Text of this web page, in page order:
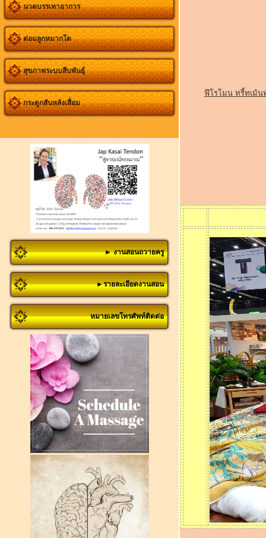
นวดบรรเทาอาการ
ต่อมลูกหมากโต
สุขภาพระบบสืบพันธุ์
กระดูกสันหลังเสื่อม
► งานสอนถวายครู
►รายละเอียดงานสอน
หมายเลขโทรศัพท์ติดต่อ
ฟีโรโมน ทรี้ทเม้น